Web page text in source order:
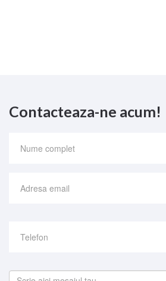
Contacteaza-ne acum!